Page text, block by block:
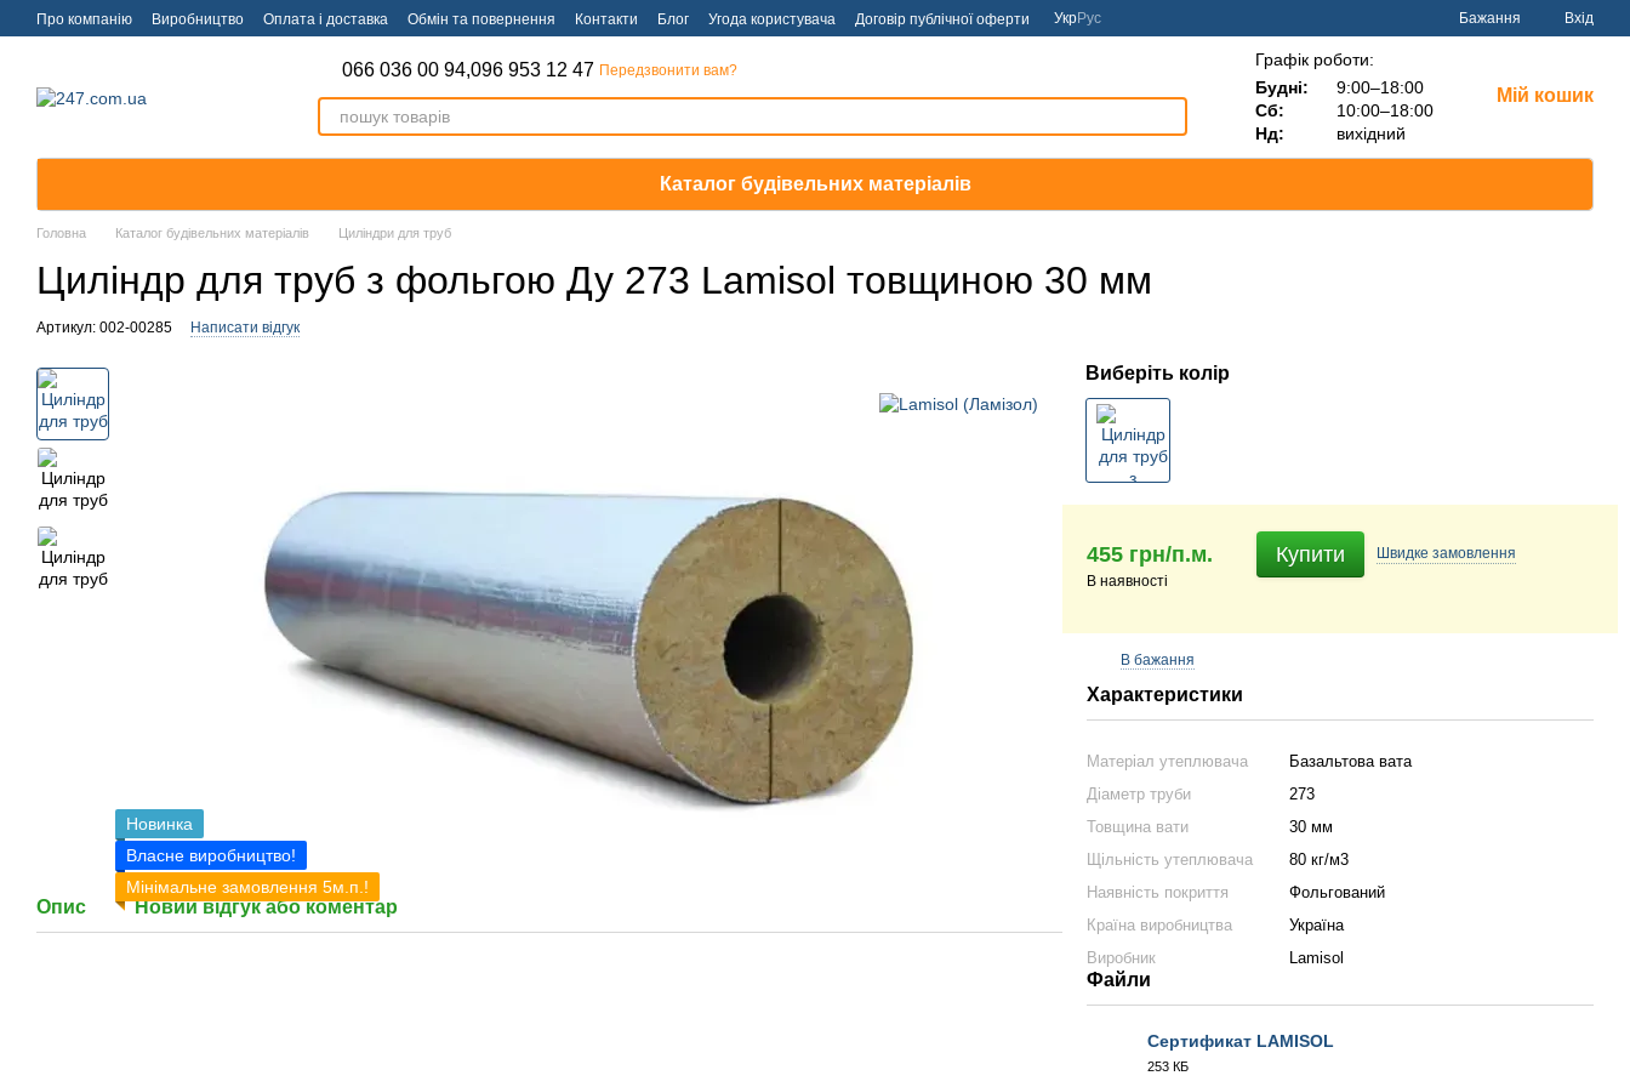
Перейти к основному контенту
Про компанію Виробництво Оплата і доставка Обмін та повернення Контакти Блог Угода користувача Договір публічної оферти УкрРус Бажання Вхід
066 036 00 94,096 953 12 47 Передзвонити вам?
Графік роботи:
Будні:
9:00–18:00
Сб:
10:00–18:00
Нд:
вихідний
Мій кошик
Каталог будівельних матеріалів
Головна Каталог будівельних матеріалів Циліндри для труб
Циліндр для труб з фольгою Ду 273 Lamisol товщиною 30 мм
Артикул: 002-00285 Написати відгук
Новинка
Власне виробництво!
Мінімальне замовлення 5м.п.!
Опис Новий відгук або коментар
Виберіть колір
455 грн/п.м.
В наявності
Купити Швидке замовлення
В бажання
Характеристики
Матеріал утеплювача
Базальтова вата
Діаметр труби
273
Товщина вати
30 мм
Щільність утеплювача
80 кг/м3
Наявність покриття
Фольгований
Країна виробництва
Україна
Виробник
Lamisol
Файли
Сертификат LAMISOL
253 КБ